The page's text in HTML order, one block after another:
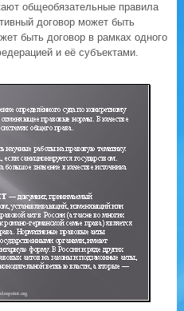
общеобязательные правила
договор может быть
быть договор в рамках одного
и её субъектами.